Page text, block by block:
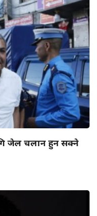
जेल चलान हुन सक्ने